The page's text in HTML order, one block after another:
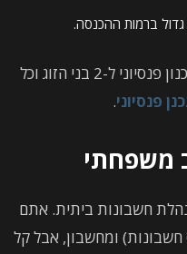
גדול ברמות ההכנסה.
ללא קשר לסוג התקציב יש לבצע תכנון פנסיוני ל-2 בני הזוג וכל
פנסיוני.
משפחתי
חשבונות ביתית. אתם
ומחשבון, אבל קל